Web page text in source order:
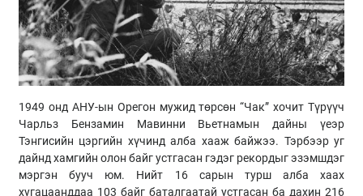
1949 онд АНУ-ын Орегон мужид төрсөн “Чак” хочит Түрүүч
Чарльз Бензамин Мавинни Вьетнамын дайны үеэр
Тэнгисийн цэргийн хүчинд алба хааж байжээ. Тэрбээр уг
дайнд хамгийн олон байг устгасан гэдэг рекордыг эзэмшдэг
мэргэн бууч юм. Нийт 16 сарын турш алба хаах
хугацаанддаа 103 байг баталгаатай устгасан ба дахин 216